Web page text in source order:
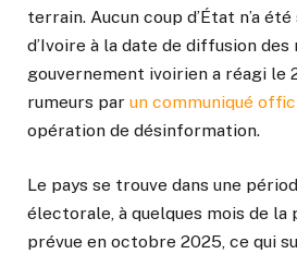
terrain. Aucun coup d’État n’a
d’Ivoire à la date de diffusion des
gouvernement ivoirien a réagi le
rumeurs par un communiqué
opération de désinformation.
Le pays se trouve dans une
électorale, à quelques mois de
prévue en octobre 2025, ce qui